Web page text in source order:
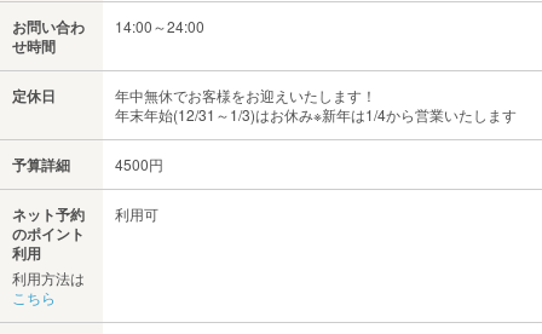
お問い合わ
せ時間
14:00～24:00
定休日
年中無休でお客様をお迎えいたします！
年末年始(12/31～1/3)はお休み※新年は1/4から営業いたします
予算詳細 4500円
ネット予約
のポイント
利用
利用方法は
こちら
利用可